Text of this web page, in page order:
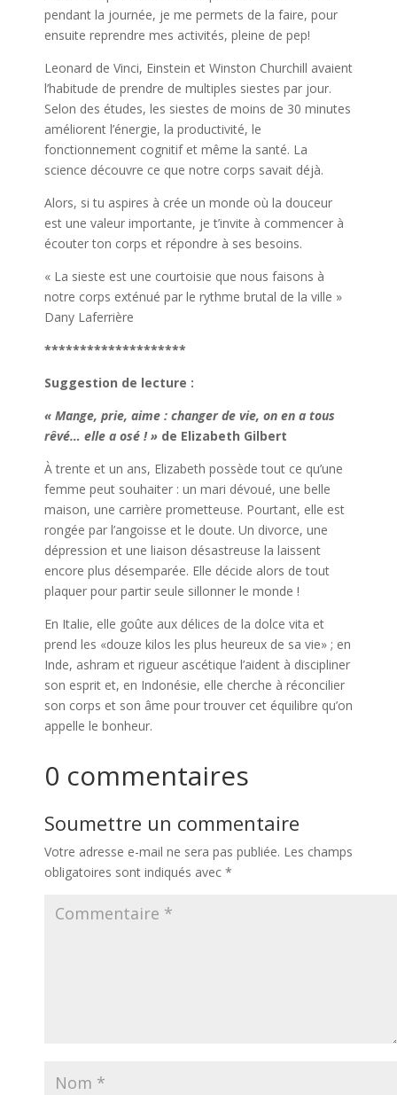
pendant la journée, je me permets de la faire, pour
ensuite reprendre mes activités, pleine de pep!
Leonard de Vinci, Einstein et Winston Churchill avaient
l’habitude de prendre de multiples siestes par jour.
Selon des études, les siestes de moins de 30 minutes
améliorent l’énergie, la productivité, le
fonctionnement cognitif et même la santé. La
science découvre ce que notre corps savait déjà.
Alors, si tu aspires à crée un monde où la douceur
est une valeur importante, je t’invite à commencer à
écouter ton corps et répondre à ses besoins.
« La sieste est une courtoisie que nous faisons à
notre corps exténué par le rythme brutal de la ville »
Dany Laferrière
********************
Suggestion de lecture :
« Mange, prie, aime : changer de vie, on en a tous
rêvé… elle a osé ! » de Elizabeth Gilbert
À trente et un ans, Elizabeth possède tout ce qu’une
femme peut souhaiter : un mari dévoué, une belle
maison, une carrière prometteuse. Pourtant, elle est
rongée par l’angoisse et le doute. Un divorce, une
dépression et une liaison désastreuse la laissent
encore plus désemparée. Elle décide alors de tout
plaquer pour partir seule sillonner le monde !
En Italie, elle goûte aux délices de la dolce vita et
prend les «douze kilos les plus heureux de sa vie» ; en
Inde, ashram et rigueur ascétique l’aident à discipliner
son esprit et, en Indonésie, elle cherche à réconcilier
son corps et son âme pour trouver cet équilibre qu’on
appelle le bonheur.
0 commentaires
Soumettre un commentaire
Votre adresse e-mail ne sera pas publiée. Les champs
obligatoires sont indiqués avec *